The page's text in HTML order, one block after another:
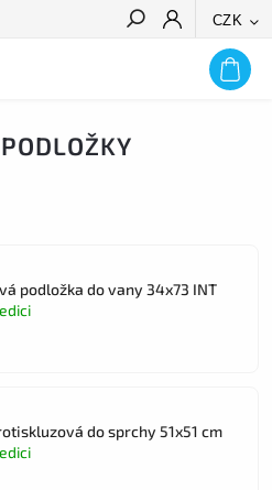
CZK
HLEDAT
podložka do vany 34x73 INT
do sprchy 51x51 cm